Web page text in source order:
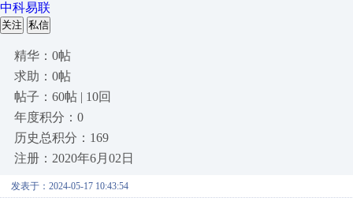
中科易联
关注 私信
精华：0帖
求助：0帖
帖子：60帖 | 10回
年度积分：0
历史总积分：169
注册：2020年6月02日
发表于：2024-05-17 10:43:54